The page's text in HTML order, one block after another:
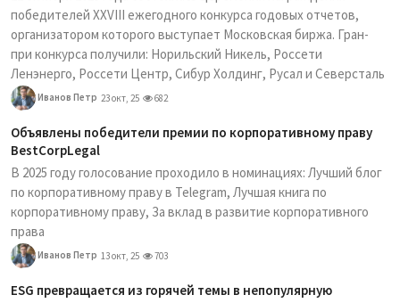
победителей XXVIII ежегодного конкурса годовых отчетов,
организатором которого выступает Московская биржа. Гран-
при конкурса получили: Норильский Никель, Россети
Ленэнерго, Россети Центр, Сибур Холдинг, Русал и Северсталь
Иванов Петр 23 окт, 25 682
Объявлены победители премии по корпоративному праву
BestCorpLegal
В 2025 году голосование проходило в номинациях: Лучший блог
по корпоративному праву в Telegram, Лучшая книга по
корпоративному праву, За вклад в развитие корпоративного
права
Иванов Петр 13 окт, 25 703
ESG превращается из горячей темы в непопулярную